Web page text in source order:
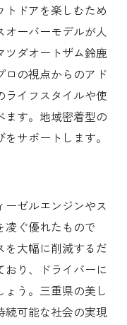
トドアを楽しむため
ーバーモデルが人
ツダオートザム鈴鹿
ロの視点からのアド
ライフスタイルや使
ます。地域密着型の
サポートします。
ーゼルエンジンやス
凌ぐ優れたもので
を大幅に削減するだ
おり、ドライバーに
う。三重県の美し
続可能な社会の実現